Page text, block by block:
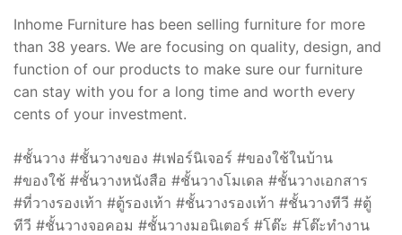
Inhome Furniture has been selling furniture for more
than 38 years. We are focusing on quality, design, and
function of our products to make sure our furniture
can stay with you for a long time and worth every
cents of your investment.
#ชั้นวาง #ชั้นวางของ #เฟอร์นิเจอร์ #ของใช้ในบ้าน
#ของใช้ #ชั้นวางหนังสือ #ชั้นวางโมเดล #ชั้นวางเอกสาร
#ที่วางรองเท้า #ตู้รองเท้า #ชั้นวางรองเท้า #ชั้นวางทีวี #ตู้
ทีวี #ชั้นวางจอคอม #ชั้นวางมอนิเตอร์ #โต๊ะ #โต๊ะทำงาน